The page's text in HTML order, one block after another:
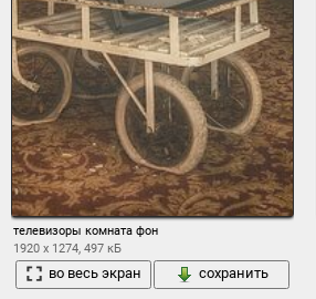
телевизоры комната фон
1920 x 1274, 497 кБ
во весь экран сохранить